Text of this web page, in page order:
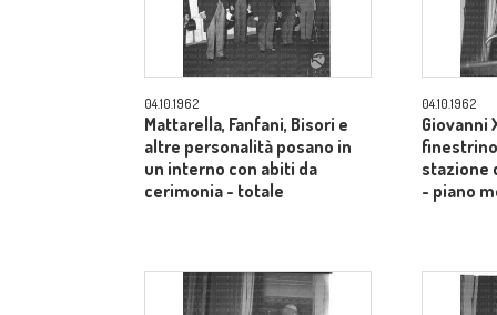
04.10.1962
Mattarella, Fanfani, Bisori e
altre personalità posano in
un interno con abiti da
cerimonia - totale
04.10.1962
Giovanni
stazione
- piano